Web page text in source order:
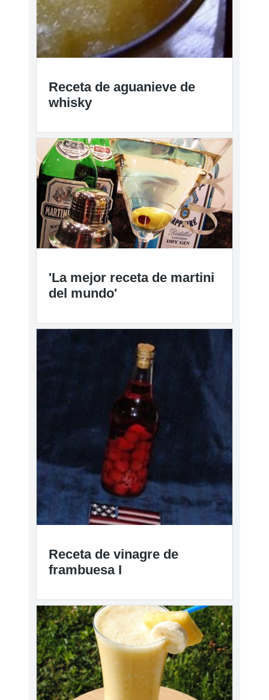
Receta de aguanieve de
whisky
'La mejor receta de martini
del mundo'
Receta de vinagre de
frambuesa I